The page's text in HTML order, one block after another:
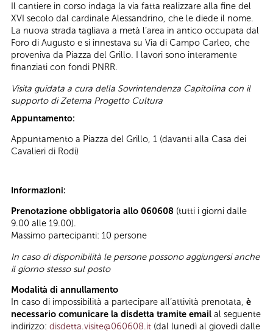
Il cantiere in corso indaga la via fatta realizzare alla fine del
XVI secolo dal cardinale Alessandrino, che le diede il nome.
La nuova strada tagliava a metà l’area in antico occupata dal
Foro di Augusto e si innestava su Via di Campo Carleo, che
proveniva da Piazza del Grillo. I lavori sono interamente
finanziati con fondi PNRR.
Visita guidata a cura della Sovrintendenza Capitolina con il
supporto di Zetema Progetto Cultura
Appuntamento:
Appuntamento a Piazza del Grillo, 1 (davanti alla Casa dei
Cavalieri di Rodi)
Informazioni:
Prenotazione obbligatoria allo 060608 (tutti i giorni dalle
9.00 alle 19.00).
Massimo partecipanti: 10 persone
In caso di disponibilità le persone possono aggiungersi anche
il giorno stesso sul posto
Modalità di annullamento
In caso di impossibilità a partecipare all’attività prenotata, è
necessario comunicare la disdetta tramite email al seguente
indirizzo: disdetta.visite@060608.it (dal lunedì al giovedì dalle